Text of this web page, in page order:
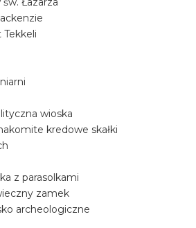
wioska
kredowe skałki
z parasolkami
zamek
archeologiczne